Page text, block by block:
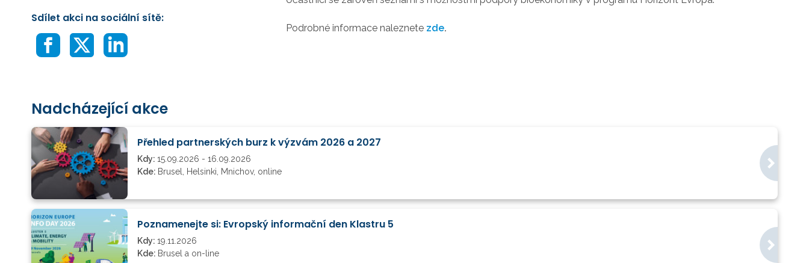
Sdílet akci na sociální sítě:
Podrobné informace naleznete zde.
Nadcházející akce
Přehled partnerských burz k výzvám 2026 a 2027
Kdy: 15.09.2026 - 16.09.2026
Kde: Brusel, Helsinki, Mnichov, online
Poznamenejte si: Evropský informační den Klastru 5
Kdy: 19.11.2026
Kde: Brusel a on-line